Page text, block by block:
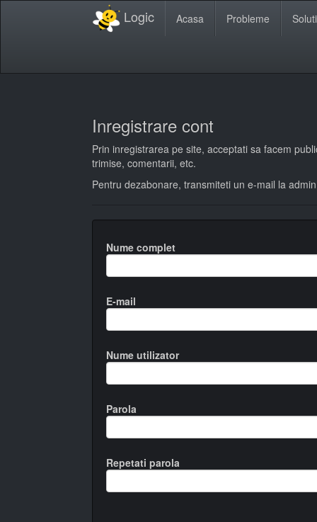
Logic Acasa Probleme
Inregistrare cont
Prin inregistrarea pe site, acceptati sa facem
trimise, comentarii, etc.
Pentru dezabonare, transmiteti un e-mail la
Nume complet
E-mail
Nume utilizator
Parola
Repetati parola